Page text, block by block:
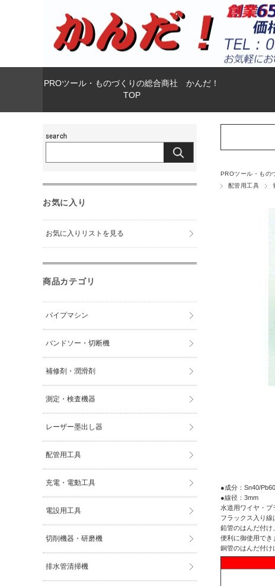
PROツール・ものづくりの総合商社 かんだ！
TOP
PROツール・もの
配管用工具
●成分：Sn40/Pb60
●線径：3mm
水道用ワイヤ・プ
フラックス入り線
鉛管のはんだ付け
便利に御使用でき
銅管のはんだ付け
お気に入り
お気に入りリストを見る
商品カテゴリ
パイプマシン
バンドソー・切断機
補修剤・潤滑剤
測定・検査機器
レーザー墨出し器
配管用工具
充電・電動工具
電設用工具
切削機器・研磨機
排水管清掃機